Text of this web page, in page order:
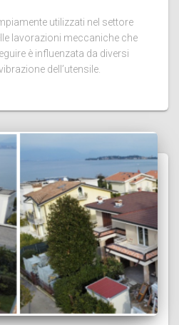
utilizzati nel settore
lavorazioni meccaniche che
è influenzata da diversi
dell’utensile.